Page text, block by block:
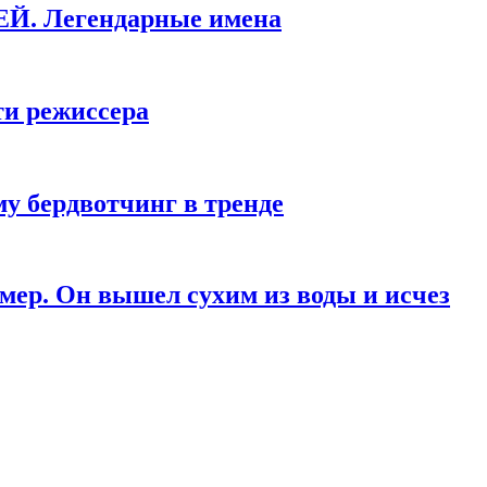
Легендарные имена
режиссера
бердвотчинг в тренде
Он вышел сухим из воды и исчез